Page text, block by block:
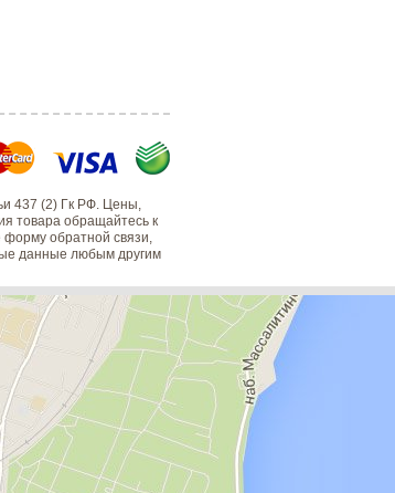
437 (2) Гк РФ. Цены,
товара обращайтесь к
форму обратной связи,
данные любым другим